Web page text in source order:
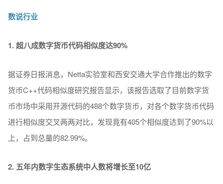
数说行业
1. 超八成数字货币代码相似度达90%
据证券日报消息，Netta实验室和西安交通大学合作推出的数字
货币C++代码相似度研究报告显示，该报告选取了目前数字货
币市场中采用开源代码的488个数字货币，对各个数字货币代码
进行相似度交叉两两对比，发现竟有405个相似度达到了90%以
上，占到总量的82.99%。
2. 五年内数字生态系统中人数将增长至10亿